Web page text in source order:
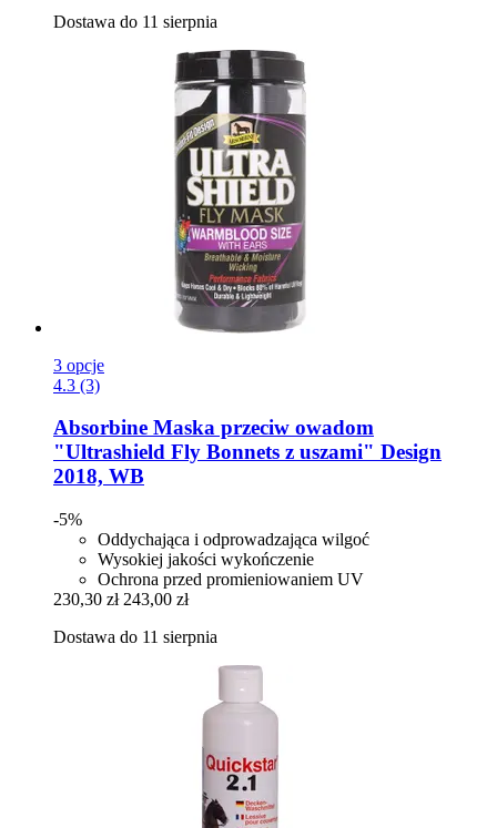
Dostawa do 11 sierpnia
3 opcje
4.3 (3)
Absorbine Maska przeciw owadom
"Ultrashield Fly Bonnets z uszami" Design
2018, WB
-5%
Oddychająca i odprowadzająca wilgoć
Wysokiej jakości wykończenie
Ochrona przed promieniowaniem UV
230,30 zł 243,00 zł
Dostawa do 11 sierpnia